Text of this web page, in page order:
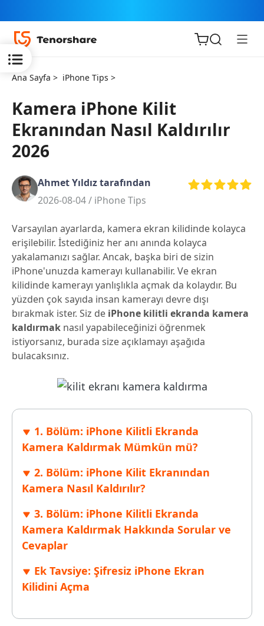
iOS için
ReiBoot
Tenorshare
PDNob
iAnyGo
Ana Sayfa > iPhone Tips >
Kamera iPhone Kilit
Ekranından Nasıl Kaldırılır
2026
Ahmet Yıldız tarafından
2026-08-04 / iPhone Tips
Varsayılan ayarlarda, kamera ekran kilidinde kolayca
erişilebilir. İstediğiniz her anı anında kolayca
yakalamanızı sağlar. Ancak, başka biri de sizin
iPhone'unuzda kamerayı kullanabilir. Ve ekran
kilidinde kamerayı yanlışlıkla açmak da kolaydır. Bu
yüzden çok sayıda insan kamerayı devre dışı
bırakmak ister. Siz de iPhone kilitli ekranda kamera
kaldırmak nasıl yapabileceğinizi öğrenmek
istiyorsanız, burada size açıklamayı aşağıda
bulacaksınız.
1. Bölüm: iPhone Kilitli Ekranda
Kamera Kaldırmak Mümkün mü?
2. Bölüm: iPhone Kilit Ekranından
Kamera Nasıl Kaldırılır?
3. Bölüm: iPhone Kilitli Ekranda
Kamera Kaldırmak Hakkında Sorular ve
Cevaplar
Ek Tavsiye: Şifresiz iPhone Ekran
Kilidini Açma